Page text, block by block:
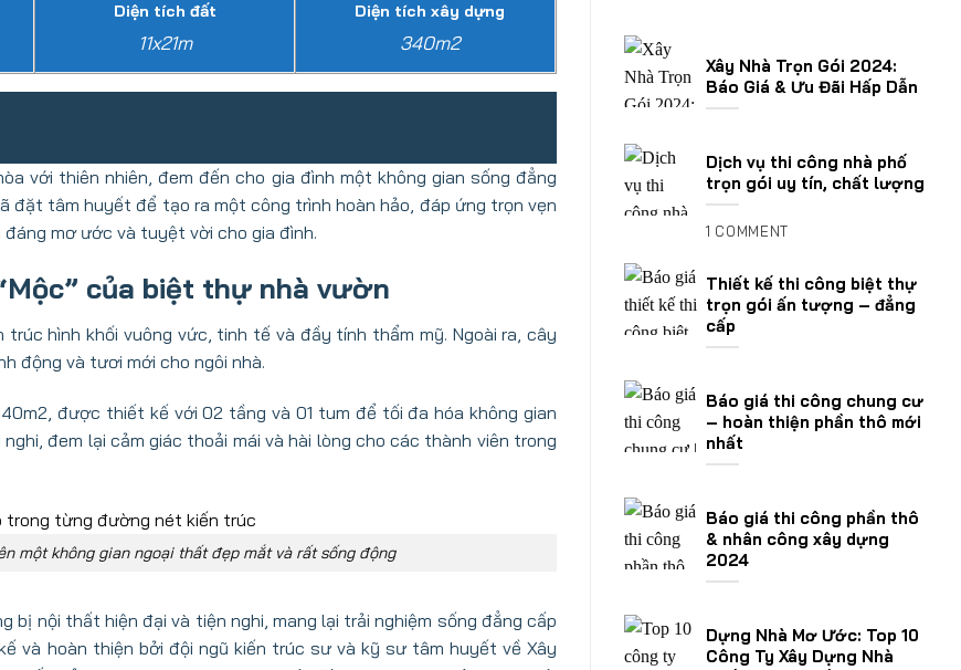
Diện tích đất
11x21m
Diện tích xây dựng
340m2
với thiên nhiên, đem đến cho gia đình một không gian sống đẳng
đặt tâm huyết để tạo ra một công trình hoàn hảo, đáp ứng trọn vẹn
mơ ước và tuyệt vời cho gia đình.
của biệt thự nhà vườn
hình khối vuông vức, tinh tế và đầy tính thẩm mỹ. Ngoài ra, cây
động và tươi mới cho ngôi nhà.
được thiết kế với 02 tầng và 01 tum để tối đa hóa không gian
đem lại cảm giác thoải mái và hài lòng cho các thành viên trong
một không gian ngoại thất đẹp mắt và rất sống động
nội thất hiện đại và tiện nghi, mang lại trải nghiệm sống đẳng cấp
và hoàn thiện bởi đội ngũ kiến trúc sư và kỹ sư tâm huyết về Xây
Xây Nhà Trọn Gói 2024:
Báo Giá & Ưu Đãi Hấp Dẫn
Dịch vụ thi công nhà phố
trọn gói uy tín, chất lượng
1 COMMENT
Thiết kế thi công biệt thự
trọn gói ấn tượng – đẳng
cấp
Báo giá thi công chung cư
– hoàn thiện phần thô mới
nhất
Báo giá thi công phần thô
& nhân công xây dựng
2024
Dựng Nhà Mơ Ước: Top 10
Công Ty Xây Dựng Nhà